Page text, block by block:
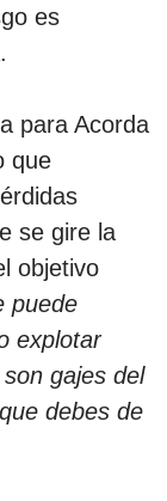
es
para Acorda
que
se gire la
objetivo
puede
explotar
gajes del
debes de